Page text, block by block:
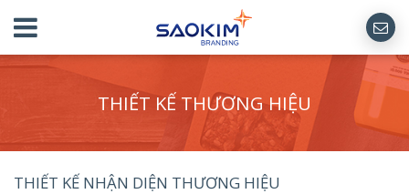
THIẾT KẾ THƯƠNG HIỆU
THIẾT KẾ NHẬN DIỆN THƯƠNG HIỆU